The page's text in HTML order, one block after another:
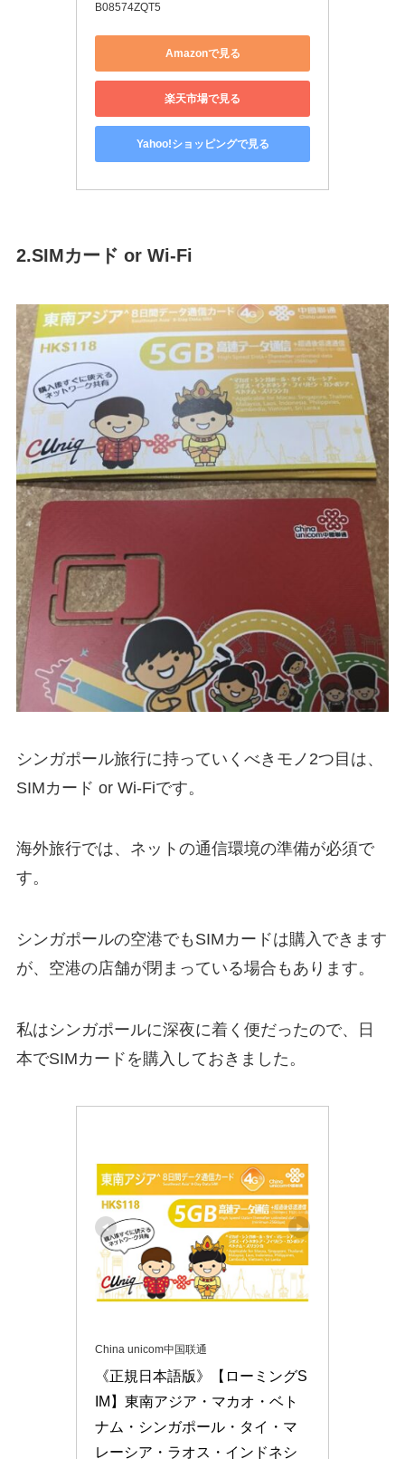
B08574ZQT5
Amazonで見る
楽天市場で見る
Yahoo!ショッピングで見る
2.SIMカード or Wi-Fi
シンガポール旅行に持っていくべきモノ2つ目は、
SIMカード or Wi-Fiです。
海外旅行では、ネットの通信環境の準備が必須で
す。
シンガポールの空港でもSIMカードは購入できます
が、空港の店舗が閉まっている場合もあります。
私はシンガポールに深夜に着く便だったので、日
本でSIMカードを購入しておきました。
China unicom中国联通
《正規日本語版》【ローミングS
IM】東南アジア・マカオ・ベト
ナム・シンガポール・タイ・マ
レーシア・ラオス・インドネシ